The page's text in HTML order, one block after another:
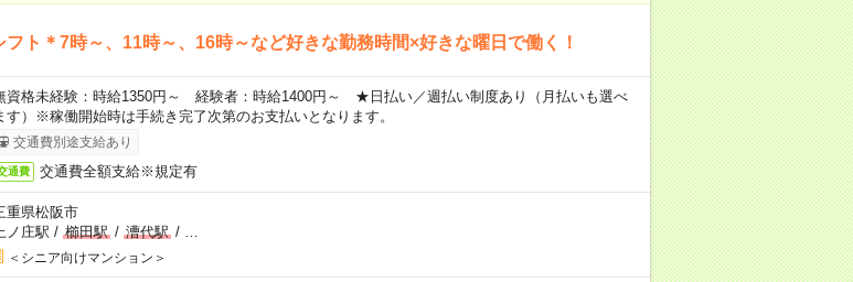
フト＊7時～、11時～、16時～など好きな勤務時間×好きな曜日で働く！
資格未経験：時給1350円～ 経験者：時給1400円～ ★日払い／週払い制度あり（月払いも選べ
す）※稼働開始時は手続き完了次第のお支払いとなります。
交通費別途支給あり
通費 交通費全額支給※規定有
重県松阪市
上ノ庄駅 / 櫛田駅/ 漕代駅/
＜シニア向けマンション＞